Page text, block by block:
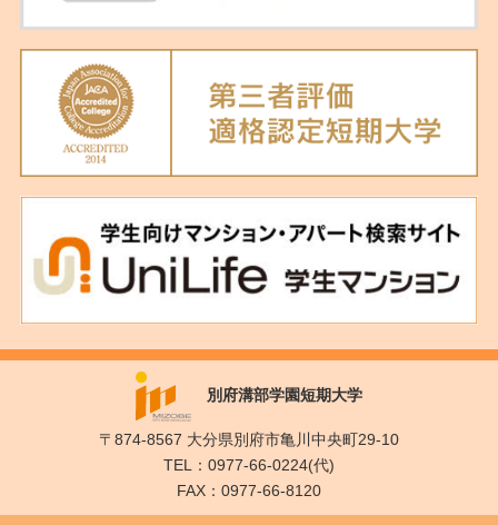
別府溝部学園短期大学
〒874-8567 大分県別府市亀川中央町29-10
TEL：0977-66-0224(代)
FAX：0977-66-8120